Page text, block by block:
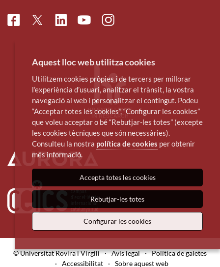
FacebookTwitterLinkedinYoutubeInstagram
© Universitat Rovira i Virgili · Avís legal · Política de galetes
·
Accessibilitat · Sobre aquest web
Aquest lloc web utilitza cookies
Utilitzem cookies pròpies i de tercers per millorar
l’experiència d’usuari, analitzar el trànsit, la vostra
navegació al web i personalitzar el contingut. Podeu
“Acceptar totes les cookies”, “Configurar les cookies”
que voleu acceptar o bé “Rebutjar-les totes” (excepte
les cookies tècniques que són necessàries).
Consulteu la nostra política de cookies per obtenir
més informació.
Accepta totes les cookies
Rebutjar-les totes
Configurar les cookies